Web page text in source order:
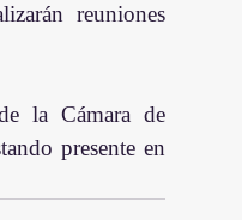
reuniones
la Cámara de
presente en